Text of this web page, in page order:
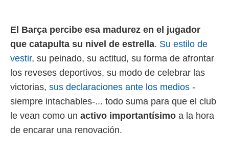
El Barça percibe esa madurez en el jugador
que catapulta su nivel de estrella. Su estilo de
vestir, su peinado, su actitud, su forma de afrontar
los reveses deportivos, su modo de celebrar las
victorias, sus declaraciones ante los medios -
siempre intachables-... todo suma para que el club
le vean como un activo importantísimo a la hora
de encarar una renovación.